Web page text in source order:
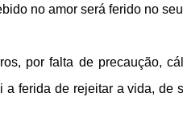
no amor será ferido no
por falta de precaução,
a ferida de rejeitar a vida, de